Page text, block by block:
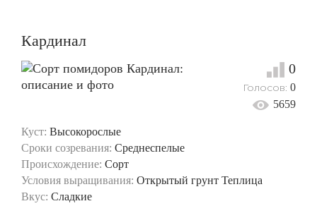
Кардинал
Куст: Высокорослые
Сроки созревания: Среднеспелые
Происхождение: Сорт
Условия выращивания: Открытый грунт Теплица
Вкус: Сладкие
0
Голосов: 0
5659